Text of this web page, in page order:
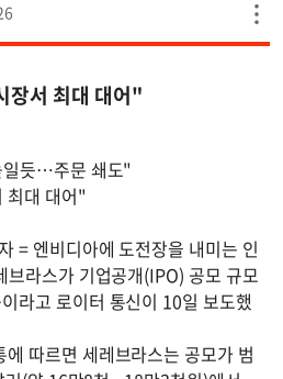
장서 최대 대어"
일듯…주문 쇄도"
최대 대어"
= 엔비디아에 도전장을 내미는 인
라스가 기업공개(IPO) 공모 규모
라고 로이터 통신이 10일 보도했
따르면 세레브라스는 공모가 범